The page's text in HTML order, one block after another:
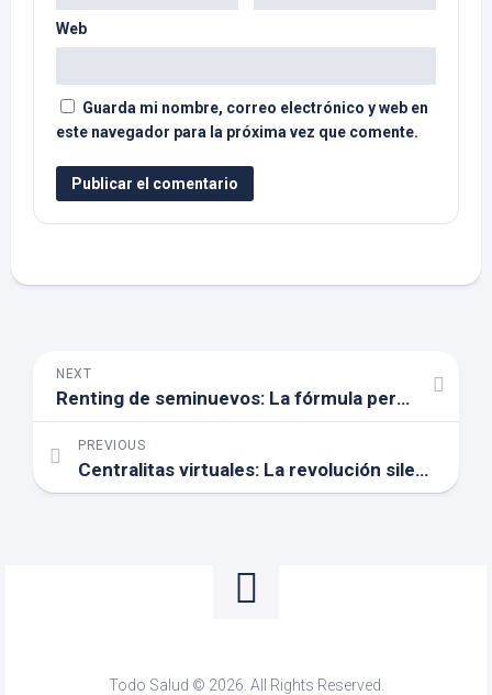
Web
Guarda mi nombre, correo electrónico y web en
este navegador para la próxima vez que comente.
NEXT
Renting de seminuevos: La fórmula perfecta para disfrutar de un coche sin preocupaciones
PREVIOUS
Centralitas virtuales: La revolución silenciosa que ahorra dinero a tu empresa
Todo Salud © 2026. All Rights Reserved.